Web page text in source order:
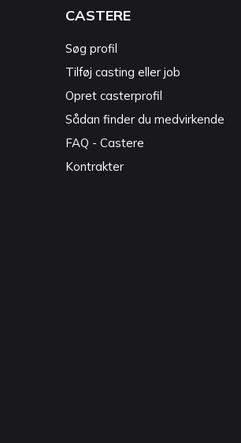
CASTERE
Søg profil
Tilføj casting eller job
Opret casterprofil
Sådan finder du medvirkende
FAQ - Castere
Kontrakter